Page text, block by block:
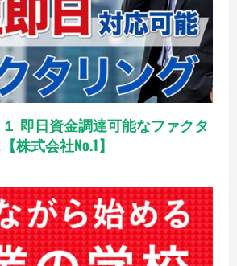
即日資金調達可能なファクタ
株式会社No.1】